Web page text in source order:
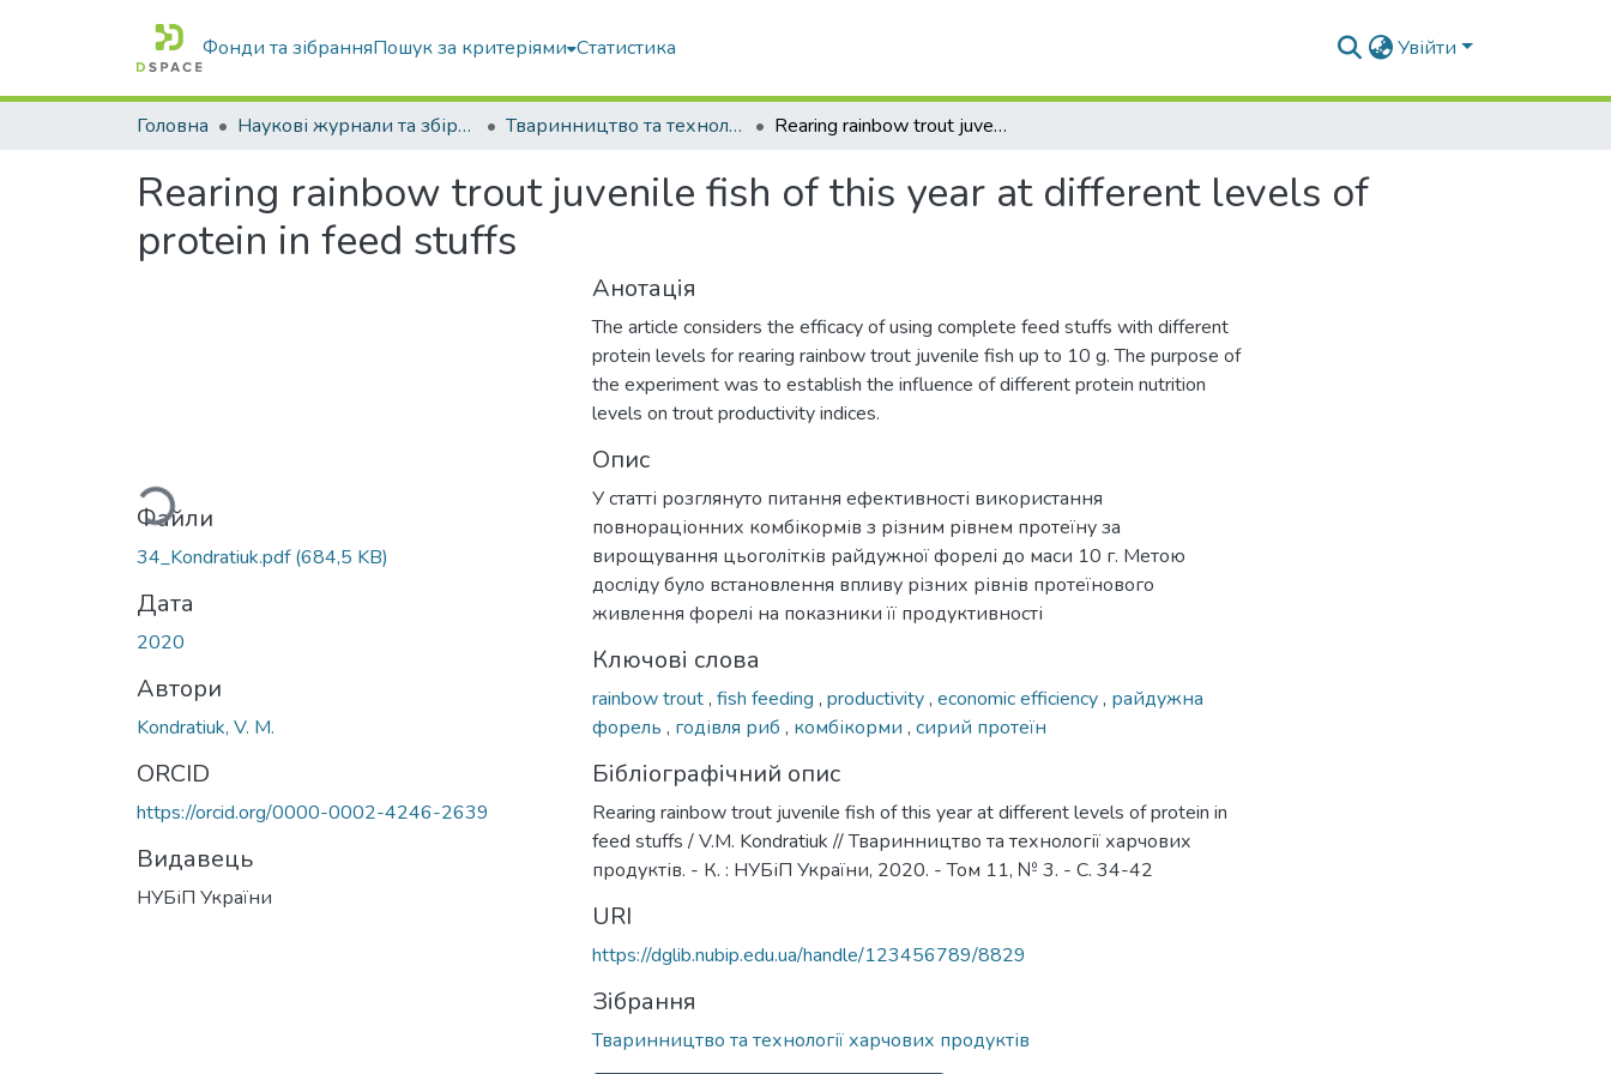
Фонди та зібранняПошук за критеріями Статистика Увійти
Головна Наукові журнали та збірники видань Тваринництво та технології харчових продуктів Rearing rainbow trout juvenile fish of this year at different levels of protein in feed stuffs
Rearing rainbow trout juvenile fish of this year at different levels of
protein in feed stuffs
Вантажиться...
Файли
34_Kondratiuk.pdf(684,5 KB)
Дата
2020
Автори
Kondratiuk, V. M.
ORCID
https://orcid.org/0000-0002-4246-2639
Видавець
НУБіП України
Анотація
The article considers the efficacy of using complete feed stuffs with different
protein levels for rearing rainbow trout juvenile fish up to 10 g. The purpose of
the experiment was to establish the influence of different protein nutrition
levels on trout productivity indices.
Опис
У статті розглянуто питання ефективності використання
повнораціонних комбікормів з різним рівнем протеїну за
вирощування цьоголітків райдужної форелі до маси 10 г. Метою
досліду було встановлення впливу різних рівнів протеїнового
живлення форелі на показники її продуктивності
Ключові слова
rainbow trout, fish feeding , productivity, economic efficiency, райдужна
форель , годівля риб , комбікорми , сирий протеїн
Бібліографічний опис
Rearing rainbow trout juvenile fish of this year at different levels of protein in
feed stuffs / V.M. Kondratiuk // Тваринництво та технології харчових
продуктів. - К. : НУБіП України, 2020. - Том 11, № 3. - С. 34-42
URI
https://dglib.nubip.edu.ua/handle/123456789/8829
Зібрання
Тваринництво та технології харчових продуктів